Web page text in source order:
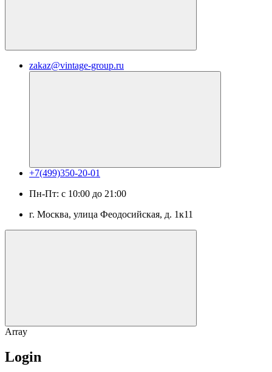
zakaz@vintage-group.ru
+7(499)350-20-01
Пн-Пт: с 10:00 до 21:00
г. Москва, ​улица Феодосийская, д. 1к11
Array
Login